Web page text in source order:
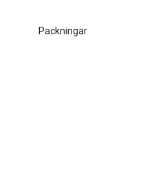
Packningar